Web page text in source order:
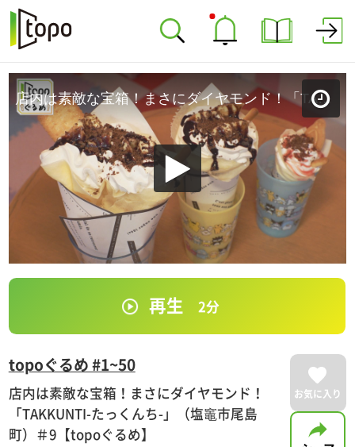
店内は素敵な宝箱！まさにダイヤモンド！「TAKKUNTI-たっくんち-」（塩竈市尾島町）＃9【topoぐるめ】
再生 2分
topoぐるめ #1~50
店内は素敵な宝箱！まさにダイヤモンド！
「TAKKUNTI-たっくんち-」（塩竈市尾島
町）＃9【topoぐるめ】
お気に入り